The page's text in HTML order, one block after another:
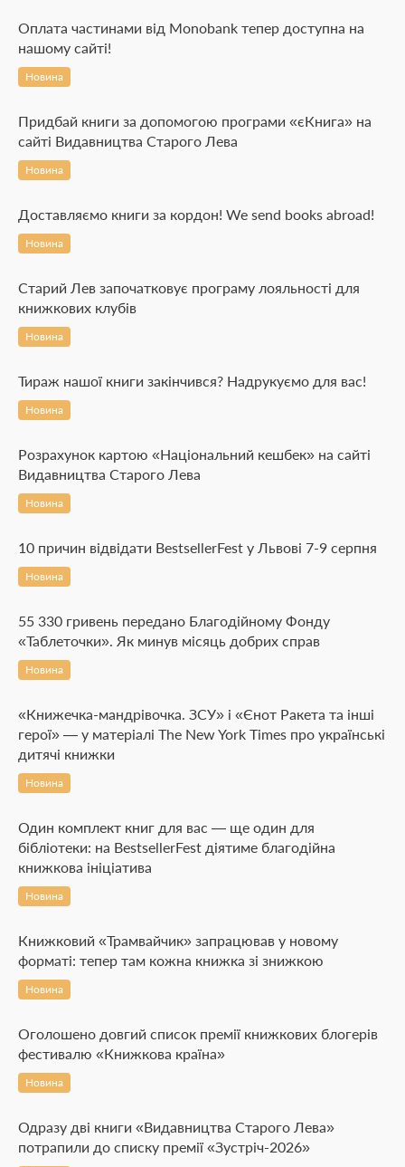
Оплата частинами від Monobank тепер доступна на
нашому сайті!
Новина
Придбай книги за допомогою програми «єКнига» на
сайті Видавництва Старого Лева
Новина
Доставляємо книги за кордон! We send books abroad!
Новина
Старий Лев започатковує програму лояльності для
книжкових клубів
Новина
Тираж нашої книги закінчився? Надрукуємо для вас!
Новина
Розрахунок картою «Національний кешбек» на сайті
Видавництва Старого Лева
Новина
10 причин відвідати BestsellerFest у Львові 7-9 серпня
Новина
55 330 гривень передано Благодійному Фонду
«Таблеточки». Як минув місяць добрих справ
Новина
«Книжечка-мандрівочка. ЗСУ» і «Єнот Ракета та інші
герої» — у матеріалі The New York Times про українські
дитячі книжки
Новина
Один комплект книг для вас — ще один для
бібліотеки: на BestsellerFest діятиме благодійна
книжкова ініціатива
Новина
Книжковий «Трамвайчик» запрацював у новому
форматі: тепер там кожна книжка зі знижкою
Новина
Оголошено довгий список премії книжкових блогерів
фестивалю «Книжкова країна»
Новина
Одразу дві книги «Видавництва Старого Лева»
потрапили до списку премії «Зустріч-2026»